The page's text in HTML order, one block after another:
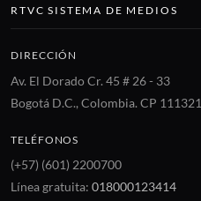
RTVC SISTEMA DE MEDIOS
DIRECCIÓN
Av. El Dorado Cr. 45 # 26 - 33
Bogotá D.C., Colombia. CP 111321
TELÉFONOS
(+57) (601) 2200700
Línea gratuita: 018000123414